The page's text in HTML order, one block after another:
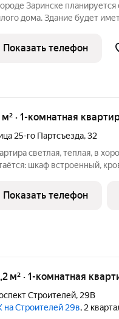
Заринске
дома. Здание будет
Входы в подъезды
нежилые помещения с
Показать телефон
м² · 1-комнатная
25-го Партсъезда,32
светлая, теплая, в
шкаф встроенный,
натянуты натяжные
Ванна вся в
Показать телефон
м² · 1-комнатная
Строителей, 29В
на Строителей 29в, 2